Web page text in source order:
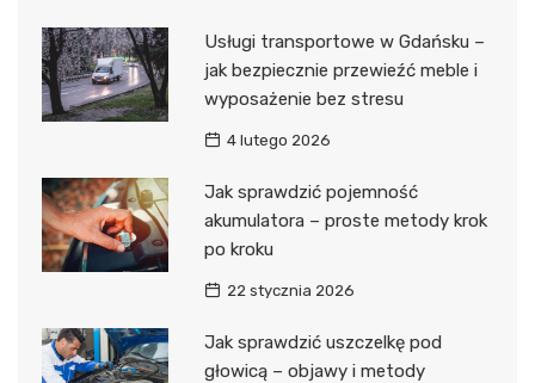
Usługi transportowe w Gdańsku –
jak bezpiecznie przewieźć meble i
wyposażenie bez stresu
4 lutego 2026
Jak sprawdzić pojemność
akumulatora – proste metody krok
po kroku
22 stycznia 2026
Jak sprawdzić uszczelkę pod
głowicą – objawy i metody